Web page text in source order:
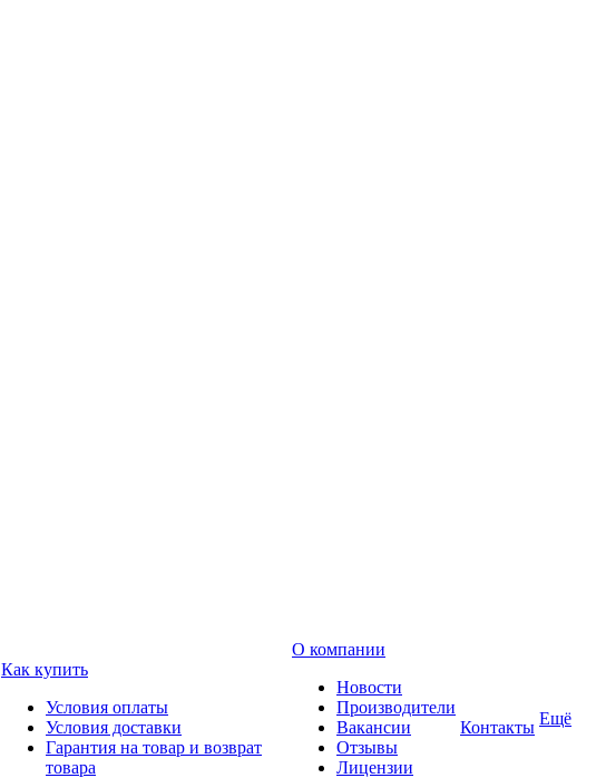
Как купить
Условия оплаты
Условия доставки
Гарантия на товар и возврат
товара
О компании
Новости
Производители
Вакансии
Отзывы
Лицензии
Контакты Ещё